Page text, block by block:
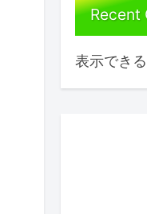
Recent
表示でき